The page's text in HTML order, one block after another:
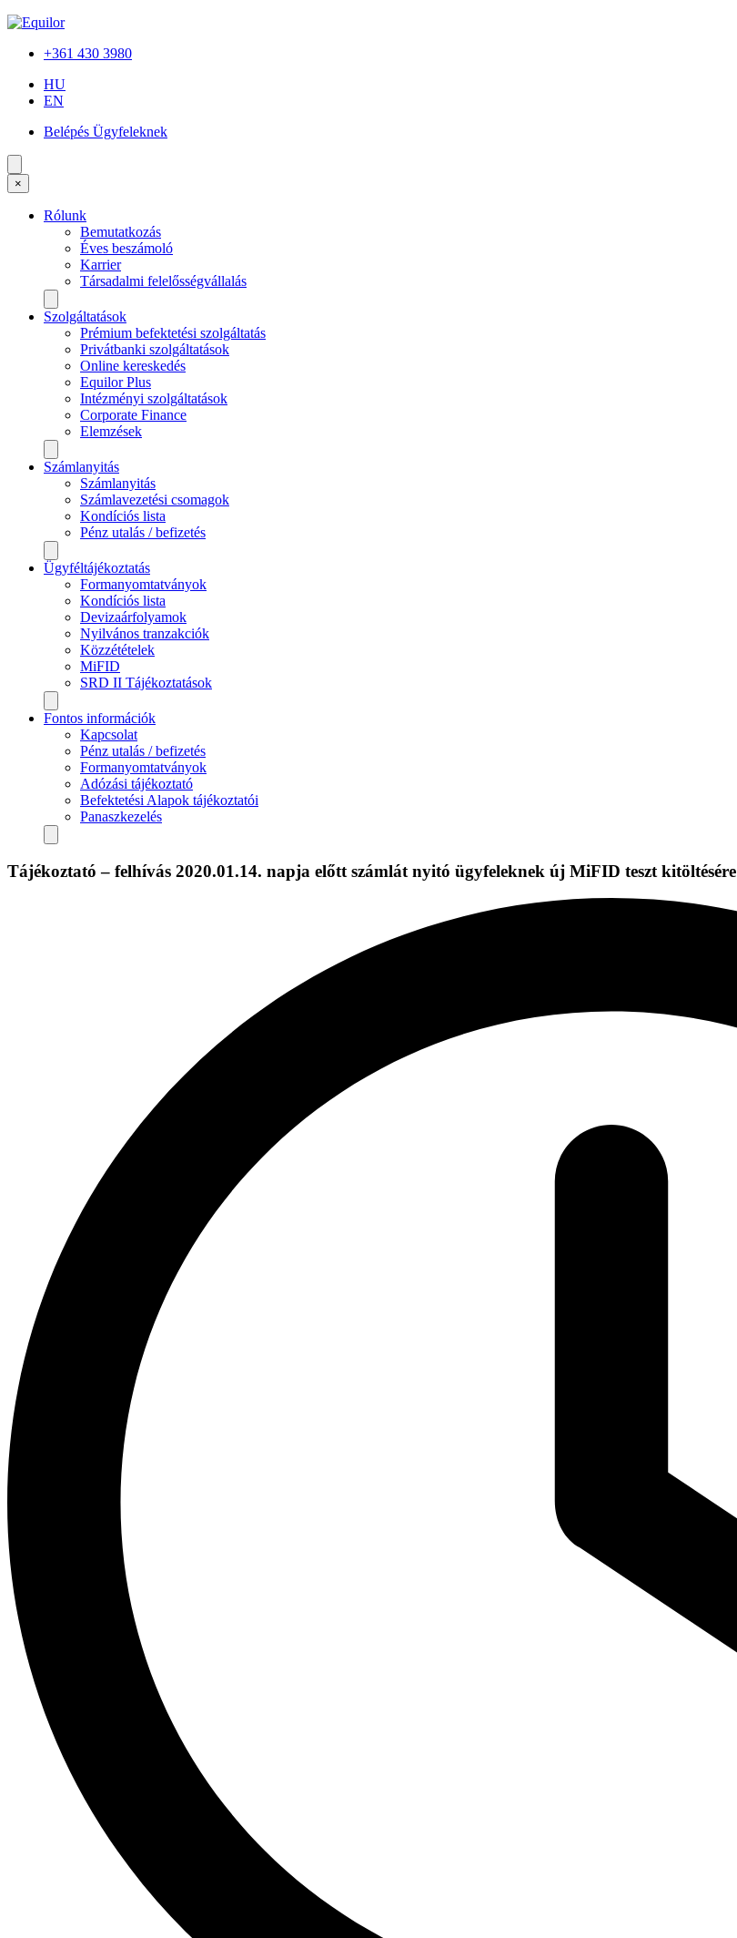
+361 430 3980
HU
EN
Belépés Ügyfeleknek
×
Rólunk
Bemutatkozás
Éves beszámoló
Karrier
Társadalmi felelősségvállalás
Szolgáltatások
Prémium befektetési szolgáltatás
Privátbanki szolgáltatások
Online kereskedés
Equilor Plus
Intézményi szolgáltatások
Corporate Finance
Elemzések
Számlanyitás
Számlanyitás
Számlavezetési csomagok
Kondíciós lista
Pénz utalás / befizetés
Ügyféltájékoztatás
Formanyomtatványok
Kondíciós lista
Devizaárfolyamok
Nyilvános tranzakciók
Közzétételek
MiFID
SRD II Tájékoztatások
Fontos információk
Kapcsolat
Pénz utalás / befizetés
Formanyomtatványok
Adózási tájékoztató
Befektetési Alapok tájékoztatói
Panaszkezelés
Tájékoztató – felhívás 2020.01.14. napja előtt számlát nyitó ügyfeleknek új MiFID teszt kitöltésére